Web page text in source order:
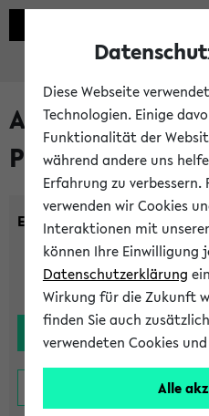
Alle noch
Prüfungen
Einrichtung:
Diese Webseite
Technologien. Einige
Funktionalität der
während andere uns
Erfahrung zu verbessern.
verwenden wir Cookies
Interaktionen mit
können Ihre Einwilligung
Datenschutzerklärung
Wirkung für die Zukunft
finden Sie auch
verwendeten Cookies
Alle